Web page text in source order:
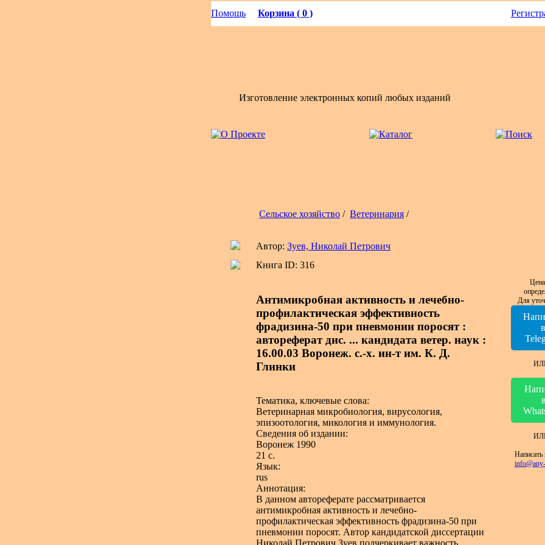
Помощь Корзина ( 0 )
Изготовление электронных копий любых изданий
Сельское хозяйство / Ветеринария /
Автор: Зуев, Николай Петрович
Книга ID: 316
Антимикробная активность и лечебно-
профилактическая эффективность
фрадизина-50 при пневмонии поросят :
автореферат дис. ... кандидата ветер. наук :
16.00.03 Воронеж. с.-х. ин-т им. К. Д.
Глинки
Тематика, ключевые слова:
Ветеринарная микробиология, вирусология,
эпизоотология, микология и иммунология.
Сведения об издании:
Воронеж 1990
21 с.
Язык:
rus
Аннотация:
В данном автореферате рассматривается
антимикробная активность и лечебно-
профилактическая эффективность фрадизина-50 при
пневмонии поросят. Автор кандидатской диссертации
Для
в
в
Написать